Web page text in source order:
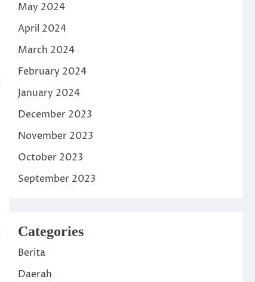
May 2024
April 2024
March 2024
February 2024
January 2024
December 2023
November 2023
October 2023
September 2023
Categories
Berita
Daerah